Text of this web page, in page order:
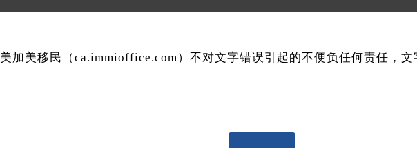
美加美移民（ca.immioffice.com）不对文字错误引起的不便负任何责任，文